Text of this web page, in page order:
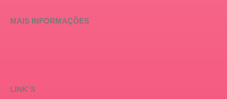
MAIS INFORMAÇÕES
LINK´S